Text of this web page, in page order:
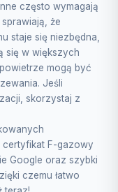
często wymagają
że
staje się niezbędna,
się w większych
mogą być
Jeśli
skorzystaj z
certyfikat F-gazowy
Google oraz szybki
czemu łatwo